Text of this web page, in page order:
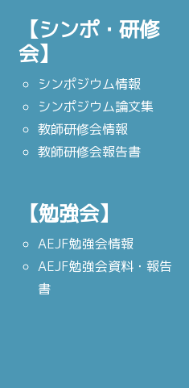
【シンポ・研修
会】
シンポジウム情報
シンポジウム論文集
教師研修会情報
教師研修会報告書
【勉強会】
AEJF勉強会情報
AEJF勉強会資料・報告
書